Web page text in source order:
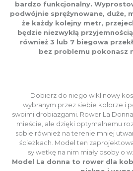
bardzo funkcjonalny.
podwójnie sprężynowane, duże,
że każdy kolejny metr,
będzie niezwykłą
również 3 lub 7 biegowa
bez problemu pokonasz
Dobierz do niego wiklinowy
wybranym przez siebie kolorze i
swoimi drobiazgami. Rower La
mieście, ale dzięki optymalnemu
sobie również na terenie mniej
ścieżkach. Model ten
sylwetkę na nim miały osoby o
Model La donna to rower dla